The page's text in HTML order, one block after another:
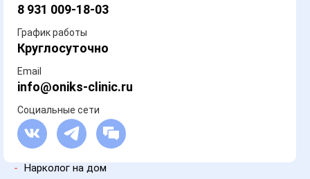
- Нарколог на дом
8 931 009-18-03
График работы
Круглосуточно
Email
info@oniks-clinic.ru
Социальные сети